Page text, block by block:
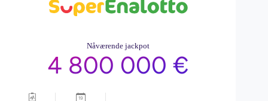
Nåværende jackpot
4 800 000 €